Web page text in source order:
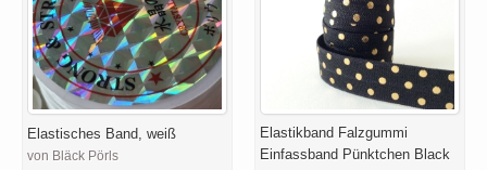
Elastisches Band, weiß
von Bläck Pörls
Elastikband Falzgummi
Einfassband Pünktchen Black